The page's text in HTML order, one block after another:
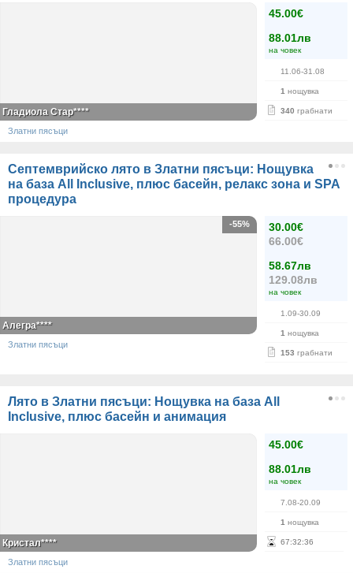
45.00€
88.01лв
на човек
11.06-31.08
1 нощувка
340 грабнати
Гладиола Стар****
Златни пясъци
Септемврийско лято в Златни пясъци: Нощувка
на база All Inclusive, плюс басейн, релакс зона и SPA
процедура
30.00€
66.00€
58.67лв
129.08лв
на човек
1.09-30.09
1 нощувка
153 грабнати
-55%
Алегра****
Златни пясъци
Лято в Златни пясъци: Нощувка на база All
Inclusive, плюс басейн и анимация
45.00€
88.01лв
на човек
7.08-20.09
1 нощувка
67:32:36
Кристал****
Златни пясъци